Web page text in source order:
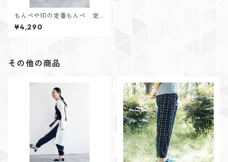
もんぺや印の定番もんぺ 定
番カラー
¥4,290
その他の商品